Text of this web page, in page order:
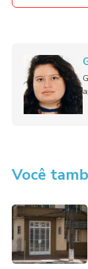
Você